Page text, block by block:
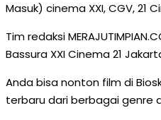
Masuk) cinema XXI, CGV, 21
Tim redaksi
Bassura XXI Cinema 21
Anda bisa nonton film di
terbaru dari berbagai genre